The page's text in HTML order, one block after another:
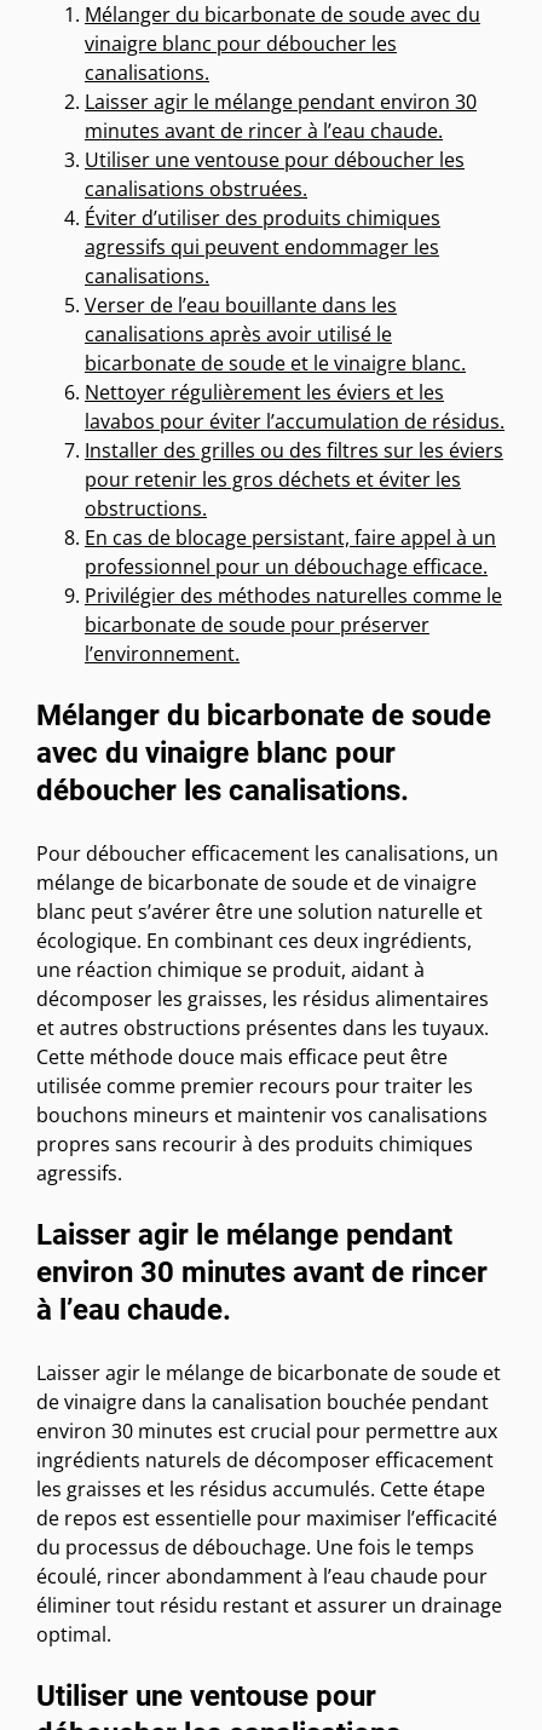
Mélanger du bicarbonate de soude avec du
vinaigre blanc pour déboucher les
canalisations.
Laisser agir le mélange pendant environ 30
minutes avant de rincer à l’eau chaude.
Utiliser une ventouse pour déboucher les
canalisations obstruées.
Éviter d’utiliser des produits chimiques
agressifs qui peuvent endommager les
canalisations.
Verser de l’eau bouillante dans les
canalisations après avoir utilisé le
bicarbonate de soude et le vinaigre blanc.
Nettoyer régulièrement les éviers et les
lavabos pour éviter l’accumulation de résidus.
Installer des grilles ou des filtres sur les éviers
pour retenir les gros déchets et éviter les
obstructions.
En cas de blocage persistant, faire appel à un
professionnel pour un débouchage efficace.
Privilégier des méthodes naturelles comme le
bicarbonate de soude pour préserver
l’environnement.
Mélanger du bicarbonate de soude
avec du vinaigre blanc pour
déboucher les canalisations.
Pour déboucher efficacement les canalisations, un
mélange de bicarbonate de soude et de vinaigre
blanc peut s’avérer être une solution naturelle et
écologique. En combinant ces deux ingrédients,
une réaction chimique se produit, aidant à
décomposer les graisses, les résidus alimentaires
et autres obstructions présentes dans les tuyaux.
Cette méthode douce mais efficace peut être
utilisée comme premier recours pour traiter les
bouchons mineurs et maintenir vos canalisations
propres sans recourir à des produits chimiques
agressifs.
Laisser agir le mélange pendant
environ 30 minutes avant de rincer
à l’eau chaude.
Laisser agir le mélange de bicarbonate de soude et
de vinaigre dans la canalisation bouchée pendant
environ 30 minutes est crucial pour permettre aux
ingrédients naturels de décomposer efficacement
les graisses et les résidus accumulés. Cette étape
de repos est essentielle pour maximiser l’efficacité
du processus de débouchage. Une fois le temps
écoulé, rincer abondamment à l’eau chaude pour
éliminer tout résidu restant et assurer un drainage
optimal.
Utiliser une ventouse pour